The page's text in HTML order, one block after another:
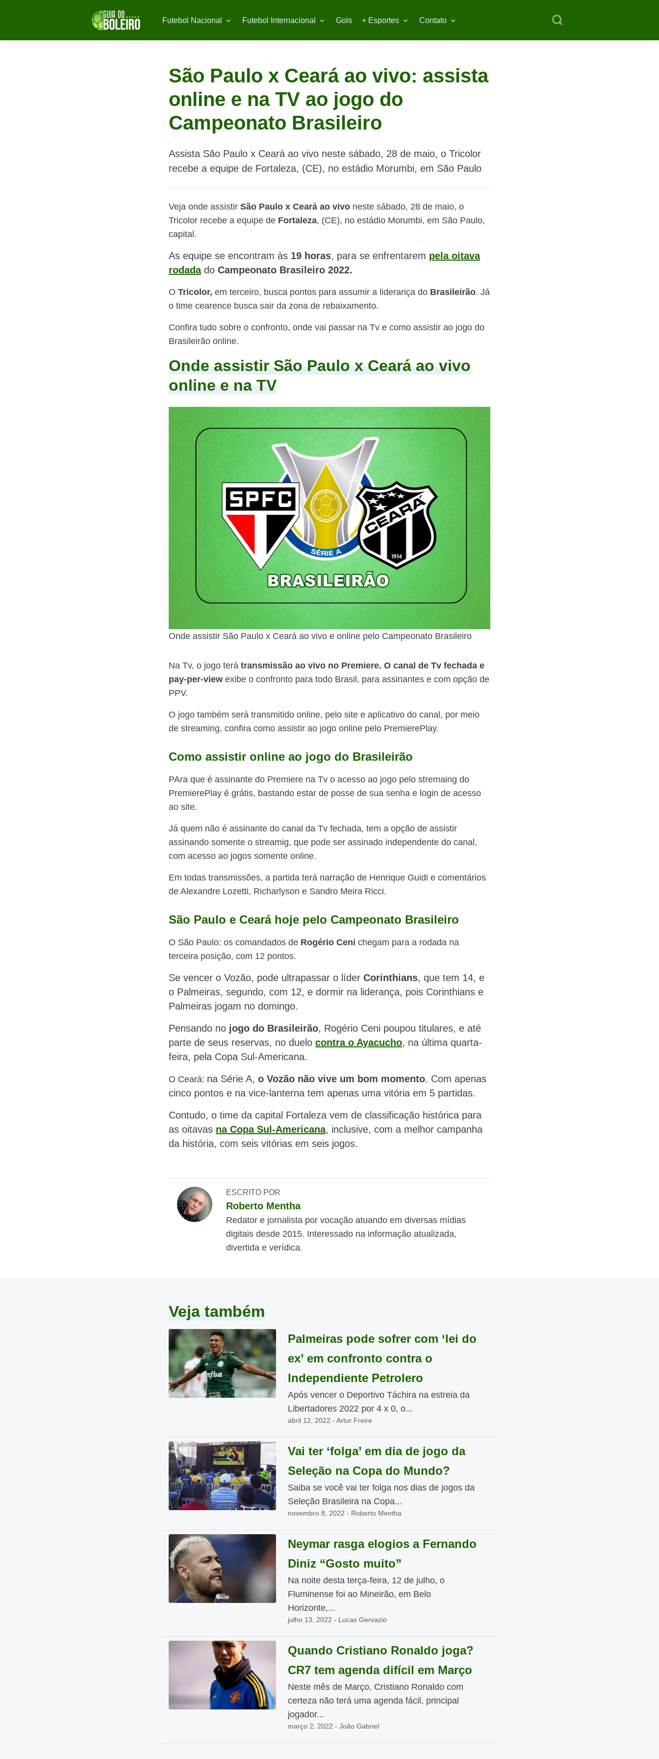
Futebol Nacional Futebol Internacional Gols + Esportes Contato
São Paulo x Ceará ao vivo: assista
online e na TV ao jogo do
Campeonato Brasileiro
Assista São Paulo x Ceará ao vivo neste sábado, 28 de maio, o Tricolor
recebe a equipe de Fortaleza, (CE), no estádio Morumbi, em São Paulo
Veja onde assistir São Paulo x Ceará ao vivo neste sábado, 28 de maio, o
Tricolor recebe a equipe de Fortaleza, (CE), no estádio Morumbi, em São Paulo,
capital.
As equipe se encontram às 19 horas, para se enfrentarem pela oitava
rodadado Campeonato Brasileiro 2022.
O Tricolor, em terceiro, busca pontos para assumir a liderança do Brasileirão. Já
o time cearence busca sair da zona de rebaixamento.
Confira tudo sobre o confronto, onde vai passar na Tv e como assistir ao jogo do
Brasileirão online.
Onde assistir São Paulo x Ceará ao vivo
online e na TV
Onde assistir São Paulo x Ceará ao vivo e online pelo Campeonato Brasileiro
Na Tv, o jogo terá transmissão ao vivo no Premiere. O canal de Tv fechada e
pay-per-view exibe o confronto para todo Brasil, para assinantes e com opção de
PPV.
O jogo também será transmitido online, pelo site e aplicativo do canal, por meio
de streaming, confira como assistir ao jogo online pelo PremierePlay.
Como assistir online ao jogo do Brasileirão
PAra que é assinante do Premiere na Tv o acesso ao jogo pelo stremaing do
PremierePlay é grátis, bastando estar de posse de sua senha e login de acesso
ao site.
Já quem não é assinante do canal da Tv fechada, tem a opção de assistir
assinando somente o streamig, que pode ser assinado independente do canal,
com acesso ao jogos somente online.
Em todas transmissões, a partida terá narração de Henrique Guidi e comentários
de Alexandre Lozetti, Richarlyson e Sandro Meira Ricci.
São Paulo e Ceará hoje pelo Campeonato Brasileiro
O São Paulo: os comandados de Rogério Ceni chegam para a rodada na
terceira posição, com 12 pontos.
Se vencer o Vozão, pode ultrapassar o líder Corinthians, que tem 14, e
o Palmeiras, segundo, com 12, e dormir na liderança, pois Corinthians e
Palmeiras jogam no domingo.
Pensando no jogo do Brasileirão, Rogério Ceni poupou titulares, e até
parte de seus reservas, no duelo contra o Ayacucho, na última quarta-
feira, pela Copa Sul-Americana.
O Ceará: na Série A, o Vozão não vive um bom momento. Com apenas
cinco pontos e na vice-lanterna tem apenas uma vitória em 5 partidas.
Contudo, o time da capital Fortaleza vem de classificação histórica para
as oitavas na Copa Sul-Americana, inclusive, com a melhor campanha
da história, com seis vitórias em seis jogos.
ESCRITO POR
Roberto Mentha
Redator e jornalista por vocação atuando em diversas mídias
digitais desde 2015. Interessado na informação atualizada,
divertida e verídica.
Veja também
Palmeiras pode sofrer com ‘lei do
ex’ em confronto contra o
Independiente Petrolero
Após vencer o Deportivo Táchira na estreia da
Libertadores 2022 por 4 x 0, o...
abril 12, 2022 - Artur Freire
Vai ter ‘folga’ em dia de jogo da
Seleção na Copa do Mundo?
Saiba se você vai ter folga nos dias de jogos da
Seleção Brasileira na Copa...
novembro 8, 2022 - Roberto Mentha
Neymar rasga elogios a Fernando
Diniz “Gosto muito”
Na noite desta terça-feira, 12 de julho, o
Fluminense foi ao Mineirão, em Belo
Horizonte,...
julho 13, 2022 - Lucas Gervazio
Quando Cristiano Ronaldo joga?
CR7 tem agenda difícil em Março
Neste mês de Março, Cristiano Ronaldo com
certeza não terá uma agenda fácil, principal
jogador...
março 2, 2022 - João Gabriel